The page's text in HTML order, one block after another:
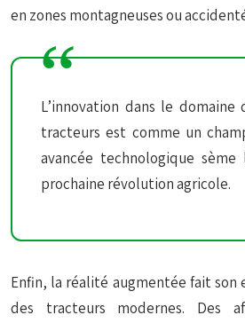
en zones montagneuses ou
L’innovation dans le domaine
tracteurs est comme un
avancée technologique
prochaine révolution agricole.
Enfin, la réalité augmentée fait
des tracteurs modernes. Des